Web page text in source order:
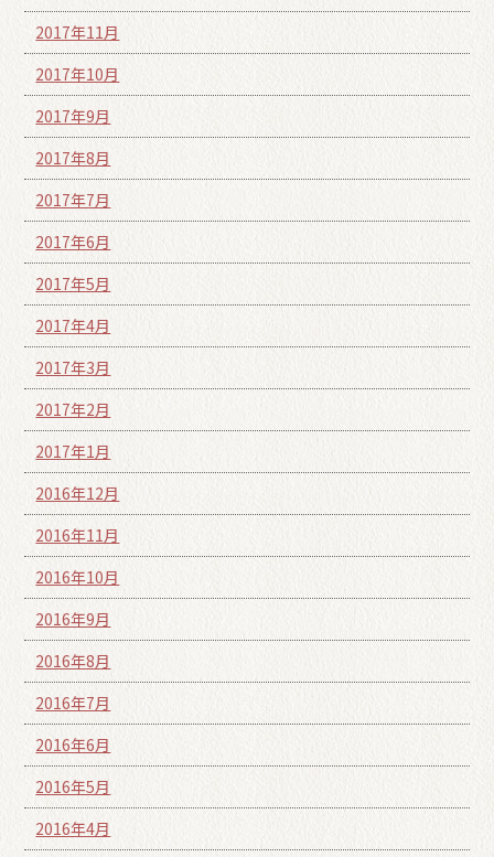
2017年11月
2017年10月
2017年9月
2017年8月
2017年7月
2017年6月
2017年5月
2017年4月
2017年3月
2017年2月
2017年1月
2016年12月
2016年11月
2016年10月
2016年9月
2016年8月
2016年7月
2016年6月
2016年5月
2016年4月